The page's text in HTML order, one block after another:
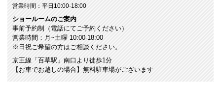
営業時間：平日10:00-18:00
ショールームのご案内
事前予約制（電話にてご予約ください）
営業時間：月~土曜 10:00-18:00
※日祝ご希望の方はご相談ください。
京王線「百草駅」南口より徒歩1分
【お車でお越しの場合】無料駐車場がございます